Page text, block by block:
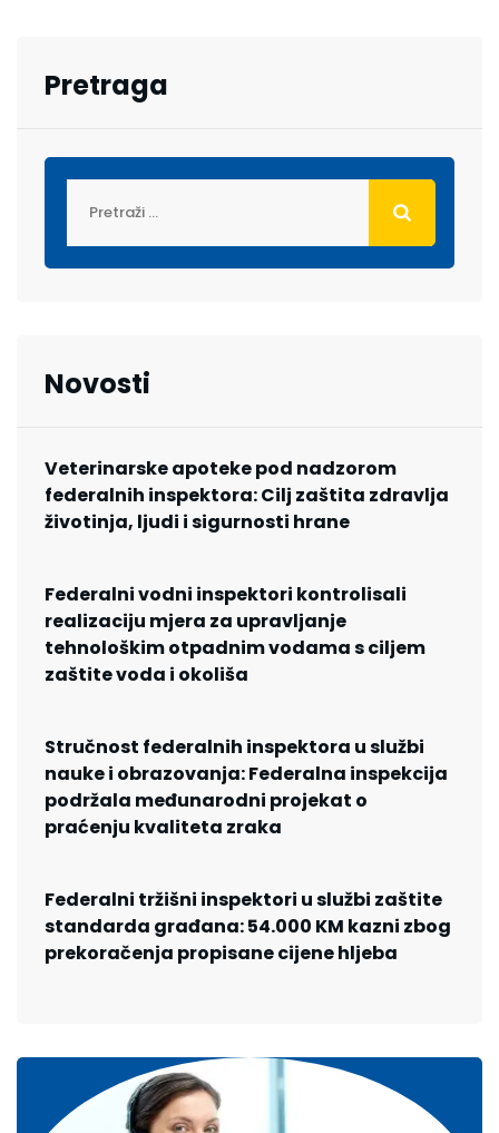
Pretraga
Novosti
Veterinarske apoteke pod nadzorom
federalnih inspektora: Cilj zaštita zdravlja
životinja, ljudi i sigurnosti hrane
Federalni vodni inspektori kontrolisali
realizaciju mjera za upravljanje
tehnološkim otpadnim vodama s ciljem
zaštite voda i okoliša
Stručnost federalnih inspektora u službi
nauke i obrazovanja: Federalna inspekcija
podržala međunarodni projekat o
praćenju kvaliteta zraka
Federalni tržišni inspektori u službi zaštite
standarda građana: 54.000 KM kazni zbog
prekoračenja propisane cijene hljeba